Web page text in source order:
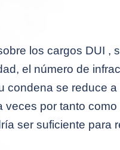
los cargos DUI ,
el número de
condena se reduce
veces por tanto como
ser suficiente para